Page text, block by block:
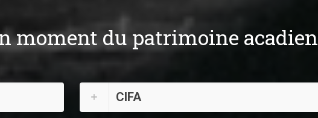
moment du patrimoine acadien
CIFA